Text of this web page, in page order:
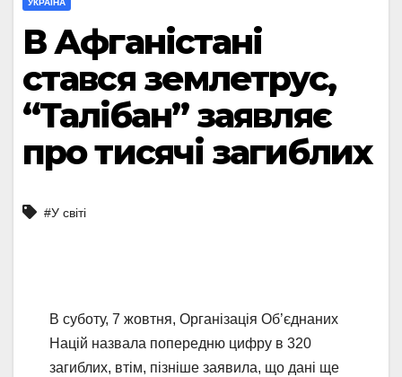
УКРАЇНА
В Афганістані
стався землетрус,
“Талібан” заявляє
про тисячі загиблих
#У світі
В суботу, 7 жовтня, Організація Об’єднаних
Націй назвала попередню цифру в 320
загиблих, втім, пізніше заявила, що дані ще